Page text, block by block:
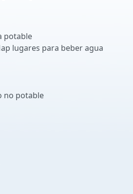
potable
lugares para beber agua
no potable